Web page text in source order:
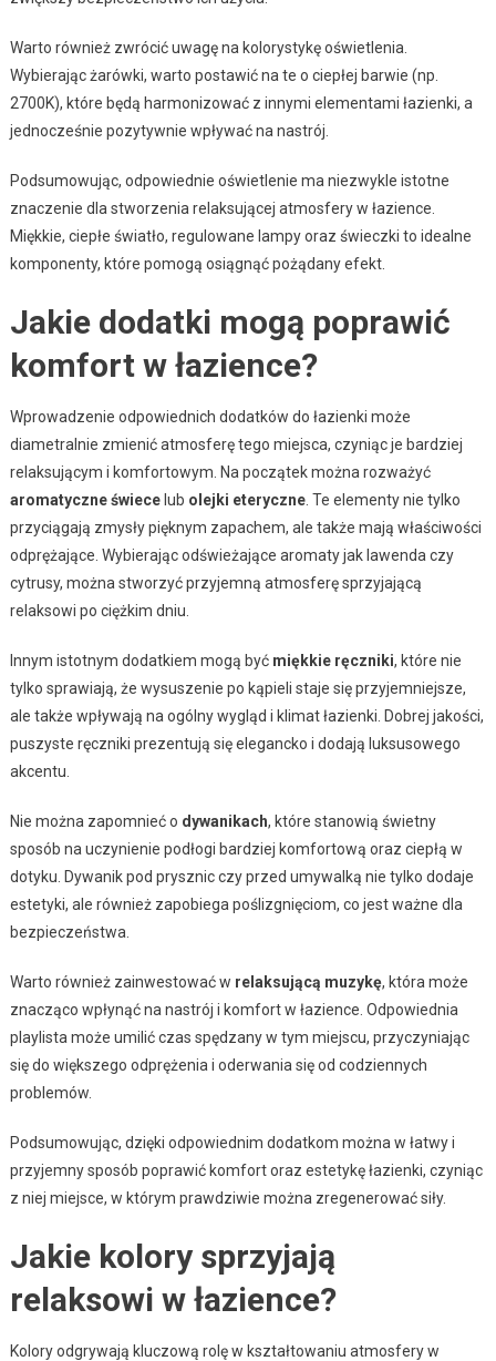
Warto również zwrócić uwagę na kolorystykę oświetlenia.
Wybierając żarówki, warto postawić na te o ciepłej barwie (np.
2700K), które będą harmonizować z innymi elementami łazienki, a
jednocześnie pozytywnie wpływać na nastrój.
Podsumowując, odpowiednie oświetlenie ma niezwykle istotne
znaczenie dla stworzenia relaksującej atmosfery w łazience.
Miękkie, ciepłe światło, regulowane lampy oraz świeczki to idealne
komponenty, które pomogą osiągnąć pożądany efekt.
Jakie dodatki mogą poprawić
komfort w łazience?
Wprowadzenie odpowiednich dodatków do łazienki może
diametralnie zmienić atmosferę tego miejsca, czyniąc je bardziej
relaksującym i komfortowym. Na początek można rozważyć
aromatyczne świecelub olejki eteryczne. Te elementy nie tylko
przyciągają zmysły pięknym zapachem, ale także mają właściwości
odprężające. Wybierając odświeżające aromaty jak lawenda czy
cytrusy, można stworzyć przyjemną atmosferę sprzyjającą
relaksowi po ciężkim dniu.
Innym istotnym dodatkiem mogą być miękkie ręczniki, które nie
tylko sprawiają, że wysuszenie po kąpieli staje się przyjemniejsze,
ale także wpływają na ogólny wygląd i klimat łazienki. Dobrej jakości,
puszyste ręczniki prezentują się elegancko i dodają luksusowego
akcentu.
Nie można zapomnieć o dywanikach, które stanowią świetny
sposób na uczynienie podłogi bardziej komfortową oraz ciepłą w
dotyku. Dywanik pod prysznic czy przed umywalką nie tylko dodaje
estetyki, ale również zapobiega poślizgnięciom, co jest ważne dla
bezpieczeństwa.
Warto również zainwestować w relaksującą muzykę, która może
znacząco wpłynąć na nastrój i komfort w łazience. Odpowiednia
playlista może umilić czas spędzany w tym miejscu, przyczyniając
się do większego odprężenia i oderwania się od codziennych
problemów.
Podsumowując, dzięki odpowiednim dodatkom można w łatwy i
przyjemny sposób poprawić komfort oraz estetykę łazienki, czyniąc
z niej miejsce, w którym prawdziwie można zregenerować siły.
Jakie kolory sprzyjają
relaksowi w łazience?
Kolory odgrywają kluczową rolę w kształtowaniu atmosfery w